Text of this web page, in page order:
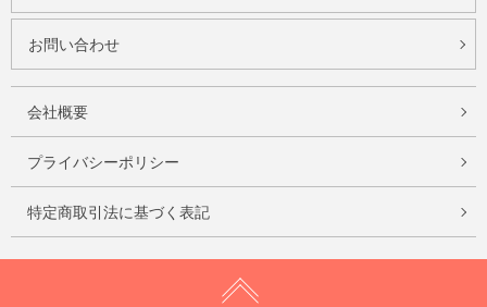
お問い合わせ
会社概要
プライバシーポリシー
特定商取引法に基づく表記